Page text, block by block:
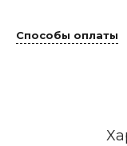
Способы оплаты